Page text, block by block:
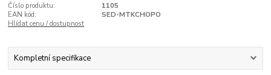
Číslo produktu:
1105
EAN kód:
SED-MTKCHOPO
Hlídat cenu / dostupnost
Kompletní specifikace